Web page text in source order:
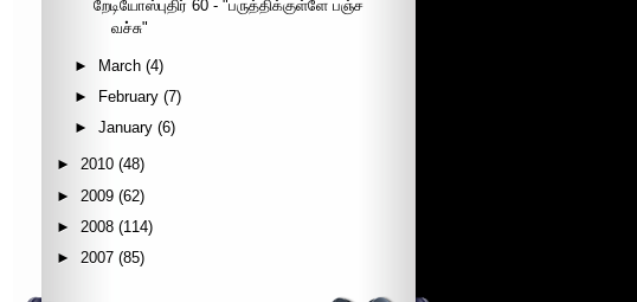
றேடியோஸ்புதிர் 60 - "பருத்திக்குள்ளே பஞ்ச
வச்சு"
► March (4)
►
February (7)
►January (6)
► 2010 (48)
► 2009 (62)
► 2008 (114)
► 2007 (85)